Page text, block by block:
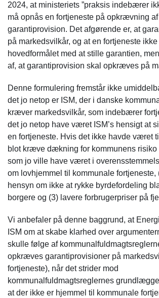
2024, at ministeriets ”praksis indebærer
må opnås en fortjeneste på opkrævning af
garantiprovision. Det afgørende er, at
på markedsvilkår, og at en fortjeneste ikke
hovedformålet med at stille garantien,
af, at garantiprovision skal opkræves på
Denne formulering fremstår ikke
det jo netop er ISM, der i danske
kræver markedsvilkår, som indebærer
det jo netop have været ISM’s hensigt at
en fortjeneste. Hvis det ikke havde været
blot kræve dækning for kommunens risiko
som jo ville have været i
om lovhjemmel til kommunale fortjeneste,
hensyn om ikke at rykke byrdefordeling
borgere og (3) lavere forbrugerpriser på
Vi anbefaler på denne baggrund, at
ISM om at skabe klarhed over
skulle følge af
opkræves garantiprovisioner på
fortjeneste), når det strider mod
kommunalfuldmagtsreglernes
at der ikke er hjemmel til kommunale